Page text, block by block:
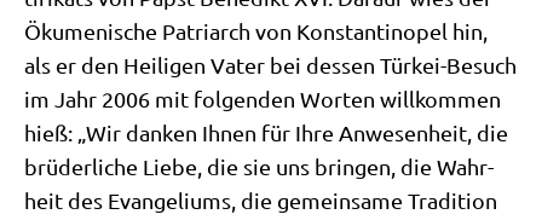
Öku­me­ni­sche Patri­arch von Kon­stan­ti­no­pel hin,
als er den Hei­li­gen Vater bei des­sen Tür­kei-Besuch
im Jahr 2006 mit fol­gen­den Wor­ten will­kom­men
hieß: „Wir dan­ken Ihnen für Ihre Anwe­sen­heit, die
brü­der­li­che Lie­be, die sie uns brin­gen, die Wahr­
heit des Evan­ge­li­ums, die gemein­sa­me Tra­di­ti­on